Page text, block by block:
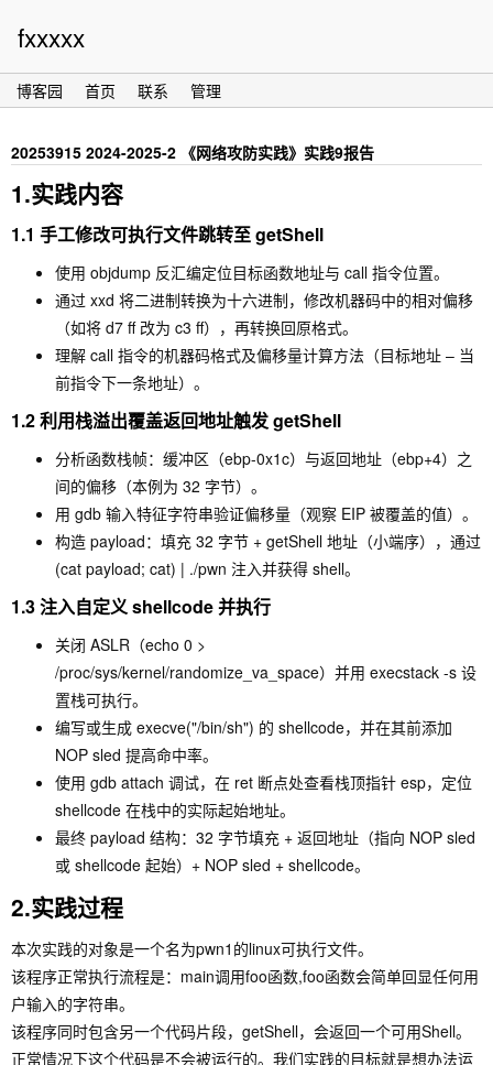
fxxxxx
博客园 首页 联系 管理
20253915 2024-2025-2 《网络攻防实践》实践9报告
1.实践内容
1.1 手工修改可执行文件跳转至 getShell
使用 objdump 反汇编定位目标函数地址与 call 指令位置。
通过 xxd 将二进制转换为十六进制，修改机器码中的相对偏移
（如将 d7 ff改为 c3 ff），再转换回原格式。
理解 call 指令的机器码格式及偏移量计算方法（目标地址 – 当
前指令下一条地址）。
1.2利用栈溢出覆盖返回地址触发 getShell
分析函数栈帧：缓冲区（ebp-0x1c）与返回地址（ebp+4）之
间的偏移（本例为 32 字节）。
用 gdb 输入特征字符串验证偏移量（观察 EIP 被覆盖的值）。
构造 payload：填充 32 字节 + getShell 地址（小端序），通过
(cat payload; cat) | ./pwn 注入并获得 shell。
1.3注入自定义 shellcode 并执行
关闭 ASLR（echo 0 >
/proc/sys/kernel/randomize_va_space）并用 execstack -s 设
置栈可执行。
编写或生成 execve("/bin/sh") 的 shellcode，并在其前添加
NOP sled 提高命中率。
使用 gdb attach 调试，在 ret 断点处查看栈顶指针 esp，定位
shellcode 在栈中的实际起始地址。
最终 payload 结构：32 字节填充 + 返回地址（指向 NOP sled
或 shellcode 起始）+ NOP sled + shellcode。
2.实践过程
本次实践的对象是一个名为pwn1的linux可执行文件。
该程序正常执行流程是：main调用foo函数,foo函数会简单回显任何用
户输入的字符串。
该程序同时包含另一个代码片段，getShell，会返回一个可用Shell。
正常情况下这个代码是不会被运行的。我们实践的目标就是想办法运